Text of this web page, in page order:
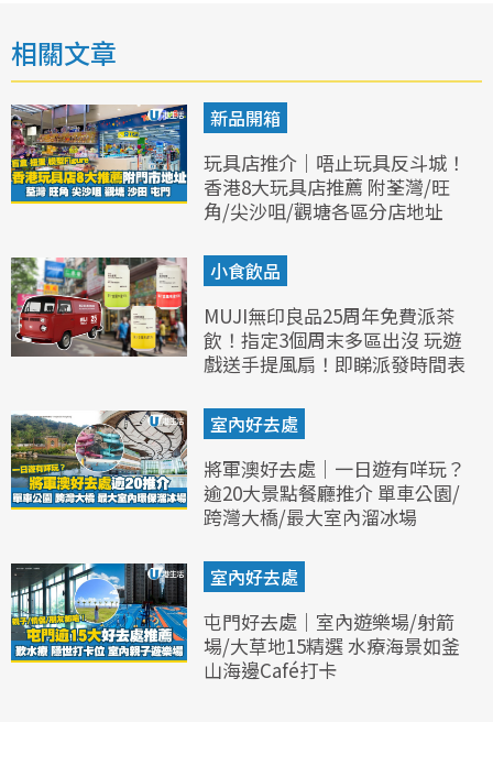
相關文章
新品開箱
玩具店推介｜唔止玩具反斗城！
香港8大玩具店推薦 附荃灣/旺
角/尖沙咀/觀塘各區分店地址
小食飲品
MUJI無印良品25周年免費派茶
飲！指定3個周末多區出沒 玩遊
戲送手提風扇！即睇派發時間表
室內好去處
將軍澳好去處｜一日遊有咩玩？
逾20大景點餐廳推介 單車公園/
跨灣大橋/最大室內溜冰場
室內好去處
屯門好去處｜室內遊樂場/射箭
場/大草地15精選 水療海景如釜
山海邊Café打卡